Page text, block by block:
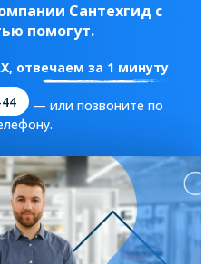
Сантехгид с
помогут.
, отвечаем за 1 минуту
— или позвоните по